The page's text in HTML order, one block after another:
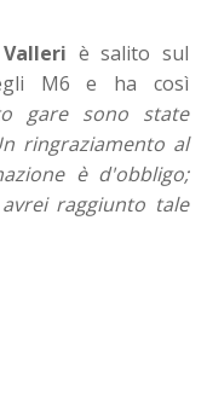
è salito sul
M6 e ha così
gare sono state
ringraziamento al
è d'obbligo;
raggiunto tale